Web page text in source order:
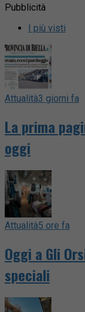
Pubblicità
I più visti
Attualità3 giorni fa
La prima
oggi
Attualità5 ore fa
Oggi a Gli
speciali